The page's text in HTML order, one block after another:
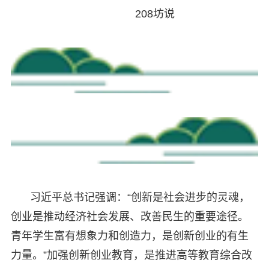
208坊说
习近平总书记强调：“创新是社会进步的灵魂，
创业是推动经济社会发展、改善民生的重要途径。
青年学生富有想象力和创造力，是创新创业的有生
力量。”加强创新创业教育，是推进高等教育综合改